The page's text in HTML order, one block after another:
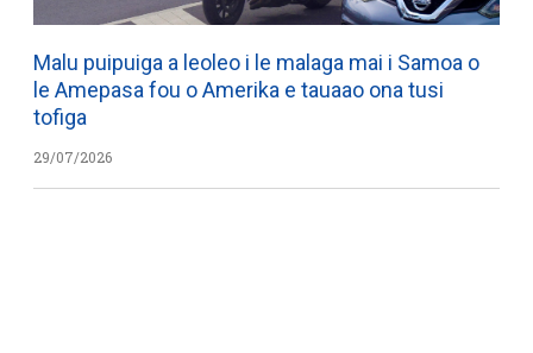
Malu puipuiga a leoleo i le malaga mai i Samoa o
le Amepasa fou o Amerika e tauaao ona tusi
tofiga
29/07/2026